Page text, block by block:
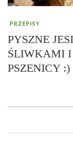
PRZEPISY
PYSZNE
ŚLIWKAMI
PSZENICY :)